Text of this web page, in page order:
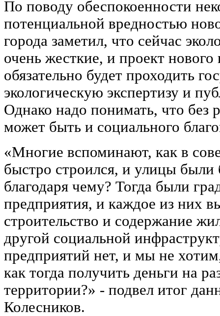
По поводу обеспокоенности
потенциальной вредностью
города заметил, что сейчас
очень жесткие, и проект нового
обязательно будет проходить
экологическую экспертизу и
Однако надо понимать, что без
может быть и социального
«Многие вспоминают, как в
быстро строился, и улицы были
благодаря чему? Тогда были
предприятия, и каждое из них
строительство и содержание
другой социальной
предприятий нет, и мы не
как тогда получить деньги на
территории?» - подвел итог
Колесников.